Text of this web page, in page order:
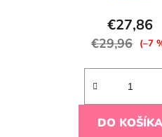
€27,86
€29,96 (–7
DO KOŠÍKA